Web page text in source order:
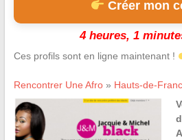
Créer mon
4 heures, 1
Ces profils sont en ligne maintenant !
Rencontrer Une Afro» Hauts-de-